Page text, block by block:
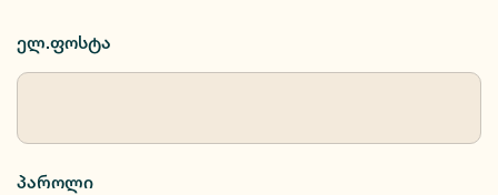
ელ.ფოსტა
პაროლი